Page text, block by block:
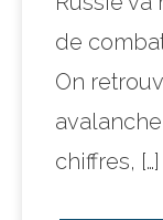
de
On
chiffres, […]